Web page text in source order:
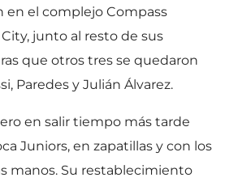
en el complejo Compass
junto al resto de sus
que otros tres se quedaron
Paredes y Julián Álvarez.
en salir tiempo más tarde
Juniors, en zapatillas y con los
manos. Su restablecimiento